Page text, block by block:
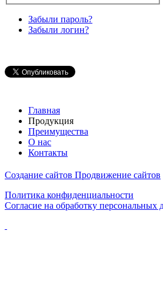
Забыли пароль?
Забыли логин?
Главная
Продукция
Преимущества
О нас
Контакты
Создание сайтов Продвижение сайтов
Политика конфиденциальности
Согласие на обработку персональных